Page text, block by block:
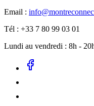
Email :
Tél : +33 7 80 99 03 01
Lundi au vendredi : 8h -